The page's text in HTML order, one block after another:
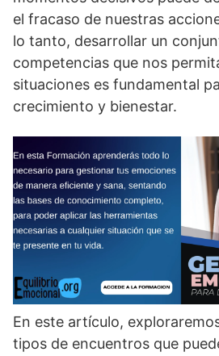
el fracaso de nuestras
lo tanto, desarrollar un
competencias que nos
situaciones es fundamental
crecimiento y bienestar.
En este artí­culo,
tipos de encuentros que